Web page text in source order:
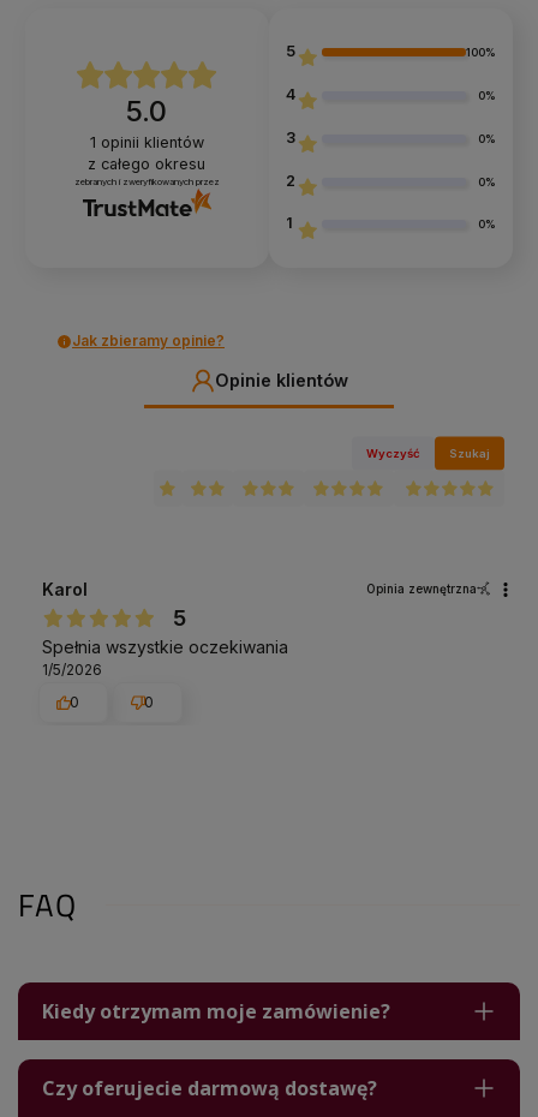
5.0
1 opinii klientów
z całego okresu
zebranych i zweryfikowanych przez
5 100%
4 0%
3 0%
2 0%
1 0%
Jak zbieramy opinie?
Opinie klientów
Wyczyść Szukaj
Karol Opinia zewnętrzna
5
Spełnia wszystkie oczekiwania
1/5/2026
0
0
FAQ
Kiedy otrzymam moje zamówienie?
Czy oferujecie darmową dostawę?